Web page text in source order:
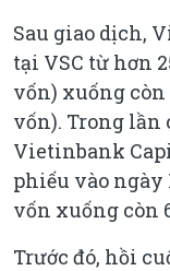
Sau giao dịch,
tại VSC từ hơn
vốn) xuống còn
vốn). Trong lần
Vietinbank
phiếu vào ngày
vốn xuống còn
Trước đó, hồi